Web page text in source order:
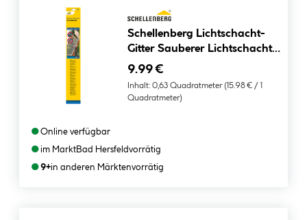
Schellenberg Lichtschacht-
Gitter Sauberer Lichtschacht
Aluminium 50 x 125 cm
9.99 €
Inhalt: 0,63 Quadratmeter (15.98 € / 1
Quadratmeter)
●Online verfügbar
●im MarktBad Hersfeldvorrätig
●9+in anderen Märktenvorrätig